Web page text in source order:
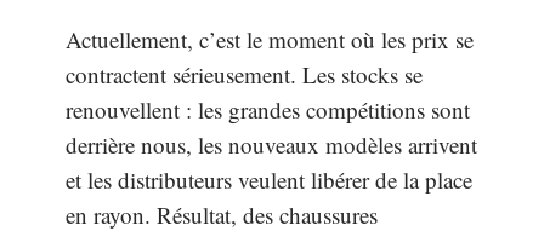
Actuellement, c’est le moment où les prix se
contractent sérieusement. Les stocks se
renouvellent : les grandes compétitions sont
derrière nous, les nouveaux modèles arrivent
et les distributeurs veulent libérer de la place
en rayon. Résultat, des chaussures